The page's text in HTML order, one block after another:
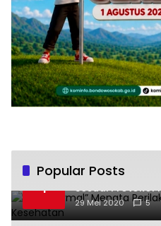
Popular Posts
1
“New Normal”
Sesuai Protokol
29 Mei 2020 5